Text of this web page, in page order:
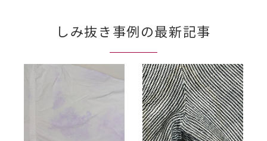
しみ抜き事例の最新記事